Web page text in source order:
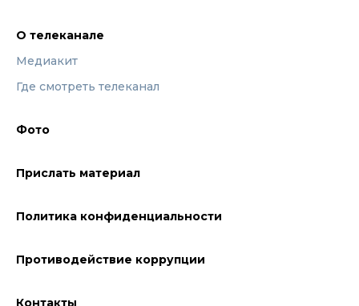
О телеканале
Медиакит
Где смотреть телеканал
Фото
Прислать материал
Политика конфиденциальности
Противодействие коррупции
Контакты